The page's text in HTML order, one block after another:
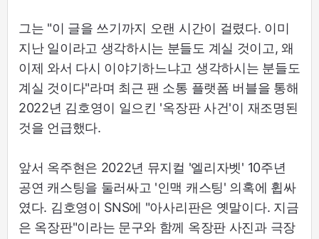
그는 "이 글을 쓰기까지 오랜 시간이 걸렸다. 이미
지난 일이라고 생각하시는 분들도 계실 것이고, 왜
이제 와서 다시 이야기하느냐고 생각하시는 분들도
계실 것이다"라며 최근 팬 소통 플랫폼 버블을 통해
2022년 김호영이 일으킨 '옥장판 사건'이 재조명된
것을 언급했다.
앞서 옥주현은 2022년 뮤지컬 '엘리자벳' 10주년
공연 캐스팅을 둘러싸고 '인맥 캐스팅' 의혹에 휩싸
였다. 김호영이 SNS에 "아사리판은 옛말이다. 지금
은 옥장판"이라는 문구와 함께 옥장판 사진과 극장